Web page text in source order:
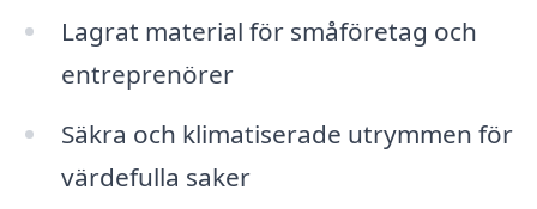
Lagrat material för småföretag och
entreprenörer
Säkra och klimatiserade utrymmen för
värdefulla saker